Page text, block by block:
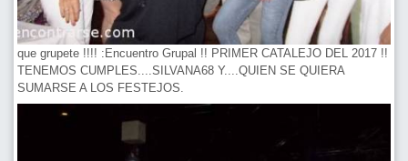
que grupete !!!! :Encuentro Grupal !! PRIMER CATALEJO DEL 2017 !!
TENEMOS CUMPLES....SILVANA68 Y....QUIEN SE QUIERA
SUMARSE A LOS FESTEJOS.